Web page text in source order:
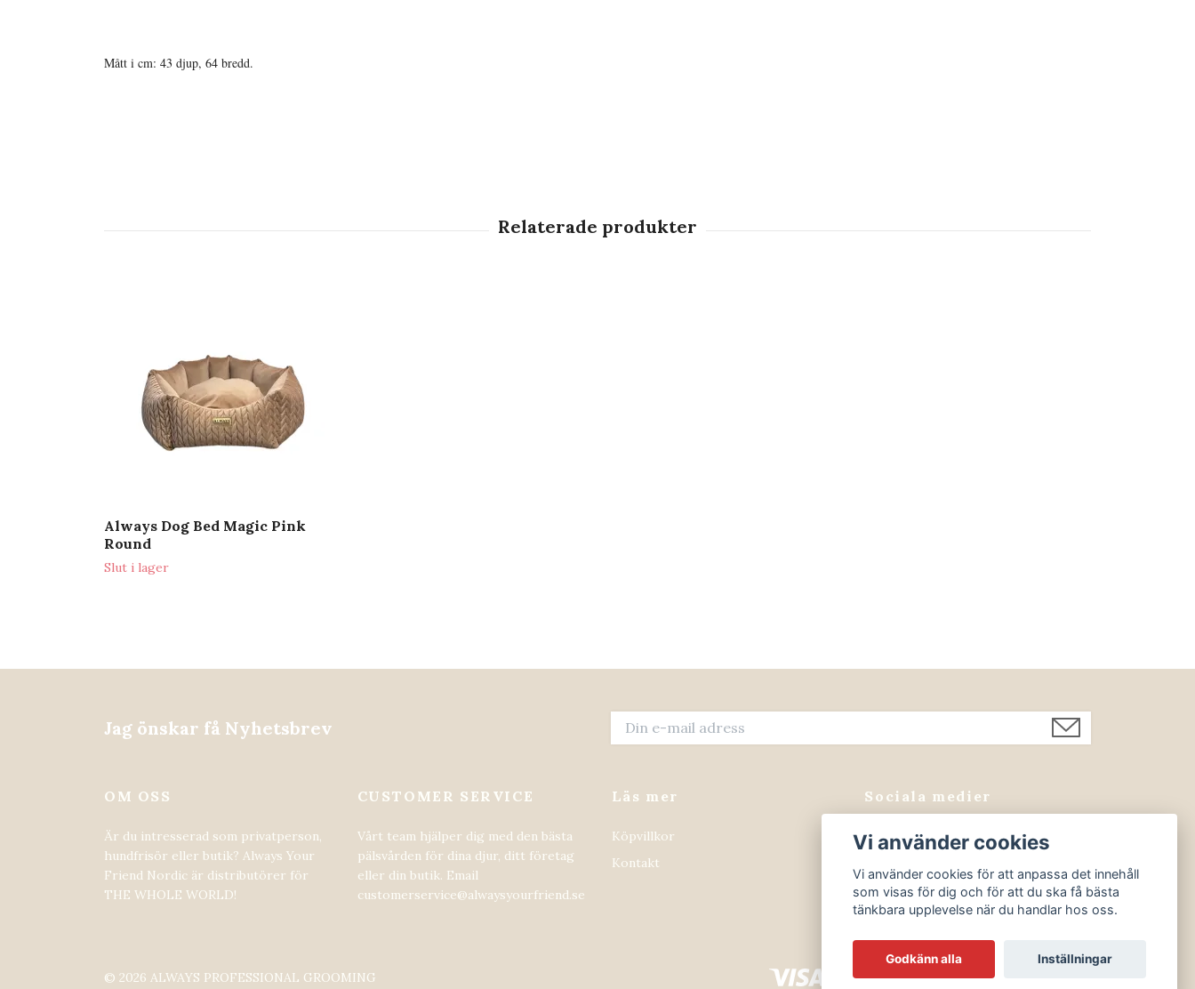
Mått i cm: 43 djup, 64 bredd.
Always Dog Bed Magic Pink
Round
Slut i lager
Jag önskar få Nyhetsbrev
OM OSS
Är du intresserad som privatperson,
hundfrisör eller butik? Always Your
Friend Nordic är distributörer för
THE WHOLE WORLD!
CUSTOMER SERVICE
Vårt team hjälper dig med den bästa
pälsvården för dina djur, ditt företag
eller din butik. Email
customerservice@alwaysyourfriend.se
Läs mer
Köpvillkor
Kontakt
Sociala medier
Facebook
© 2026 ALWAYS PROFESSIONAL GROOMING
Vi använder cookies
Vi använder cookies för att anpassa det innehåll
som visas för dig och för att du ska få bästa
tänkbara upplevelse när du handlar hos oss.
Godkänn alla Inställningar